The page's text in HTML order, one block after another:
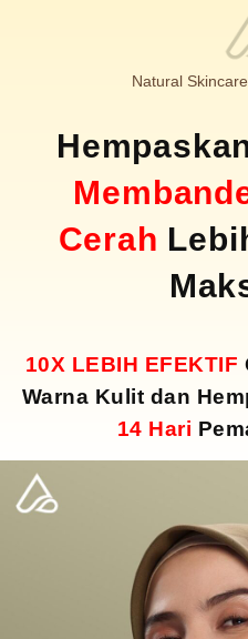
Natural
Cerah
10X LEBIH EFEKTIF
Warna Kulit dan
14 Hari